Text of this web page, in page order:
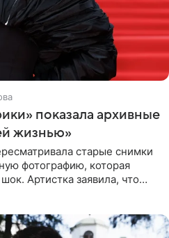
показала архивные
жизнью»
старые снимки
фотографию, которая
Артистка заявила, что